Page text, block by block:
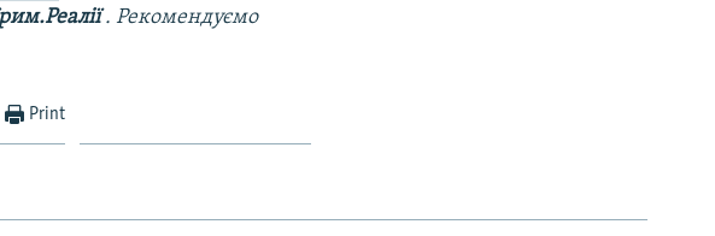
. Рекомендуємо
Print